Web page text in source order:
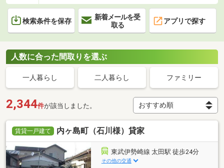
検索条件を保存
新着メールを受
取る
アプリで探す
人数に合った間取りを選ぶ
一人暮らし 二人暮らし ファミリー
2,344件が該当しました。
賃貸一戸建て 内ヶ島町（石川様）貸家
東武伊勢崎線 太田駅 徒歩24分
その他の交通